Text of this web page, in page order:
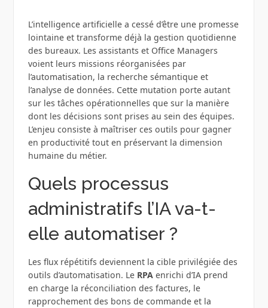
L’intelligence artificielle a cessé d’être une promesse
lointaine et transforme déjà la gestion quotidienne
des bureaux. Les assistants et Office Managers
voient leurs missions réorganisées par
l’automatisation, la recherche sémantique et
l’analyse de données. Cette mutation porte autant
sur les tâches opérationnelles que sur la manière
dont les décisions sont prises au sein des équipes.
L’enjeu consiste à maîtriser ces outils pour gagner
en productivité tout en préservant la dimension
humaine du métier.
Quels processus
administratifs l’IA va-t-
elle automatiser ?
Les flux répétitifs deviennent la cible privilégiée des
outils d’automatisation. Le RPAenrichi d’IA prend
en charge la réconciliation des factures, le
rapprochement des bons de commande et la